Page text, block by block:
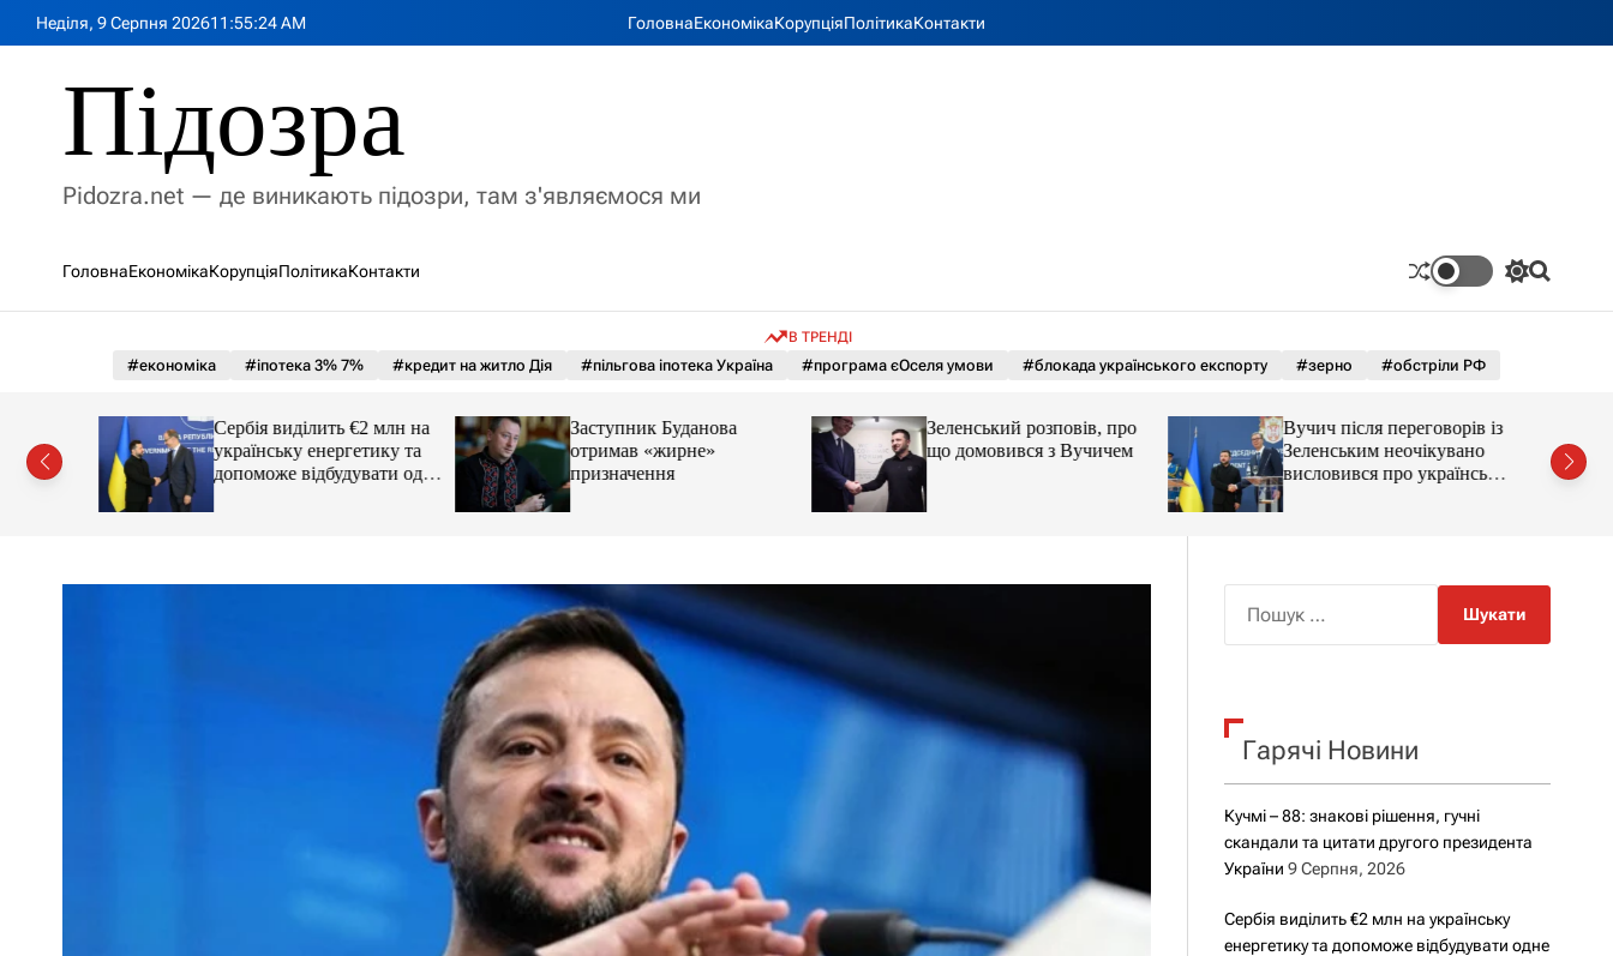
Неділя, 9 Серпня 202611 :55:25AM ГоловнаЕкономікаКорупціяПолітикаКонтакти
Підозра
Pidozra.net — де виникають підозри, там з'являємося ми
ГоловнаЕкономікаКорупціяПолітикаКонтакти
П
м
а
к
о
о
в
о
г
у
П
В ТРЕНДІ
#економіка #іпотека 3% 7% #кредит на житло Дія #пільгова іпотека Україна #програма єОселя умови #блокада українського експорту #зерно #обстріли РФ
та
Сербія виділить €2 млн на
українську енергетику та
допоможе відбудувати одне
Заступник Буданова
отримав «жирне»
призначення
Зеленський розповів, про
що домовився з Вучичем
Вучич після переговорів із
Зеленським неочікувано
висловився про українські
території
к
Гарячі Новини
Кучмі – 88: знакові рішення, гучні
скандали та цитати другого президента
України 9 Серпня, 2026
Сербія виділить €2 млн на українську
енергетику та допоможе відбудувати одне